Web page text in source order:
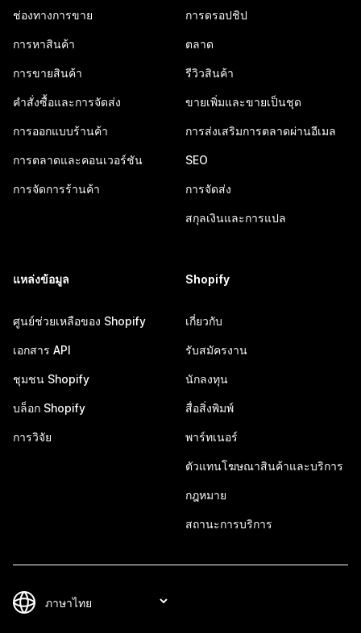
ช่องทางการขาย
การหาสินค้า
การขายสินค้า
คำสั่งซื้อและการจัดส่ง
การออกแบบร้านค้า
การตลาดและคอนเวอร์ชัน
การจัดการร้านค้า
การดรอปชิป
ตลาด
รีวิวสินค้า
ขายเพิ่มและขายเป็นชุด
การส่งเสริมการตลาดผ่านอีเมล
SEO
การจัดส่ง
สกุลเงินและการแปล
แหล่งข้อมูล
ศูนย์ช่วยเหลือของ Shopify
เอกสาร API
ชุมชน Shopify
บล็อก Shopify
การวิจัย
Shopify
เกี่ยวกับ
รับสมัครงาน
นักลงทุน
สื่อสิ่งพิมพ์
พาร์ทเนอร์
ตัวแทนโฆษณาสินค้าและบริการ
กฎหมาย
สถานะการบริการ